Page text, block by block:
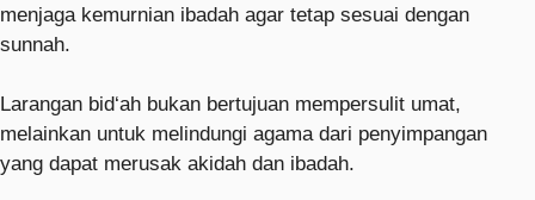
menjaga kemurnian ibadah agar tetap sesuai dengan
sunnah.
Larangan bid‘ah bukan bertujuan mempersulit umat,
melainkan untuk melindungi agama dari penyimpangan
yang dapat merusak akidah dan ibadah.